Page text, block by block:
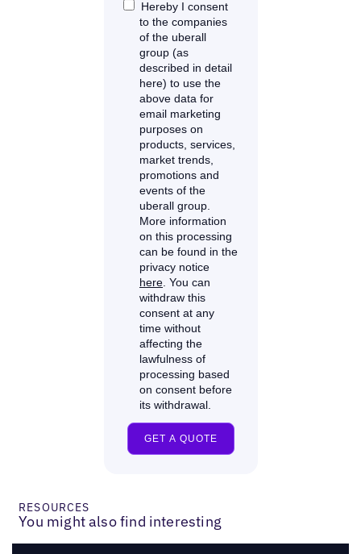
RESOURCES
You might also find interesting